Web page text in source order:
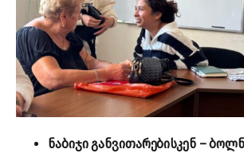
ნაბიჯი განვითარებისკენ –